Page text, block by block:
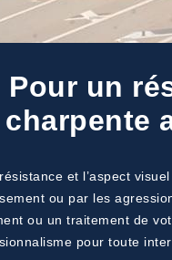
Pour un
et l’aspect
ou par les
ou un traitement de
pour toute